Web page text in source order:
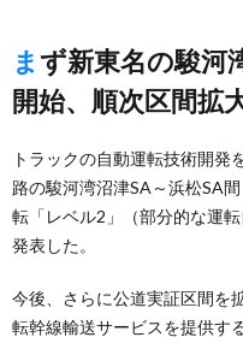
まず新東名の駿河湾沼津SA～浜松SA間で
開始、順次区間拡
トラックの自動運転技術開
路の駿河湾沼津SA～浜松SA
転「レベル2」（部分的な運
発表した。
今後、さらに公道実証区間を
転幹線輸送サービスを提供す